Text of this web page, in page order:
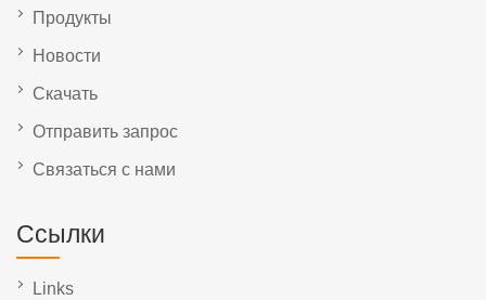
Продукты
Новости
Скачать
Отправить запрос
Связаться с нами
Ссылки
Links